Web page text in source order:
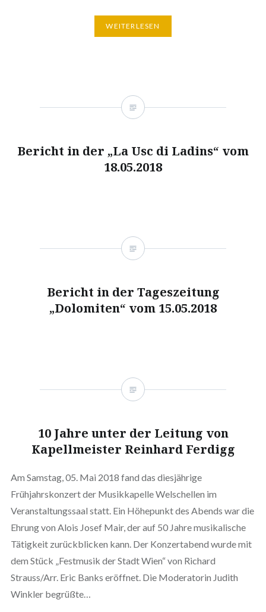
WEITERLESEN
Bericht in der „La Usc di Ladins“ vom
18.05.2018
Bericht in der Tageszeitung
„Dolomiten“ vom 15.05.2018
10 Jahre unter der Leitung von
Kapellmeister Reinhard Ferdigg
Am Samstag, 05. Mai 2018 fand das diesjährige
Frühjahrskonzert der Musikkapelle Welschellen im
Veranstaltungssaal statt. Ein Höhepunkt des Abends war die
Ehrung von Alois Josef Mair, der auf 50 Jahre musikalische
Tätigkeit zurückblicken kann. Der Konzertabend wurde mit
dem Stück „Festmusik der Stadt Wien“ von Richard
Strauss/Arr. Eric Banks eröffnet. Die Moderatorin Judith
Winkler begrüßte…